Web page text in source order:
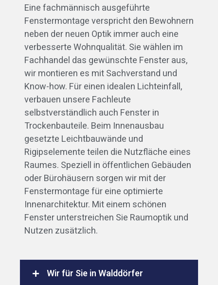
Eine fachmännisch ausgeführte
Fenstermontage verspricht den Bewohnern
neben der neuen Optik immer auch eine
verbesserte Wohnqualität. Sie wählen im
Fachhandel das gewünschte Fenster aus,
wir montieren es mit Sachverstand und
Know-how. Für einen idealen Lichteinfall,
verbauen unsere Fachleute
selbstverständlich auch Fenster in
Trockenbauteile. Beim Innenausbau
gesetzte Leichtbauwände und
Rigipselemente teilen die Nutzfläche eines
Raumes. Speziell in öffentlichen Gebäuden
oder Bürohäusern sorgen wir mit der
Fenstermontage für eine optimierte
Innenarchitektur. Mit einem schönen
Fenster unterstreichen Sie Raumoptik und
Nutzen zusätzlich.
Wir für Sie in Walddörfer